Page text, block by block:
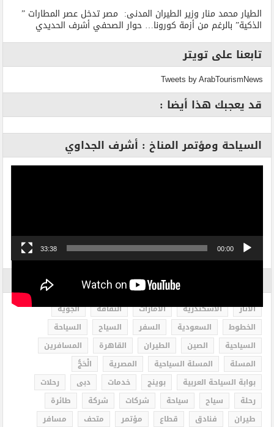
الطيار محمد منار وزير الطيران المدنى: مصر تدخل عصر المطارات ”
الذكية” بالرغم من أزمة كورونا… حوار الصحفي أشرف الحديدي
تابعنا على تويتر
Tweets by ArabTourismNews
قد يعجبك هذا أيضا :
السياحة ومؤتمر المناخ : أشرف الجداوي
00:00
33:38
الاثار الاسكندرية الامارات الثقافة
الجوية
الخطوط
السعودية السفر السياح
السياحة
السياحية
الصين الطيران القاهرة
المسافرين
المسلة
المسلة السياحية المصرية
الْحَجُّ
بوابة السياحة العربية
بوينج خدمات دبى
رحلات
رحلة
سياح سياحة شركات شركة
طائرة
طيران
فنادق قطاع مؤتمر متحف
مسافر